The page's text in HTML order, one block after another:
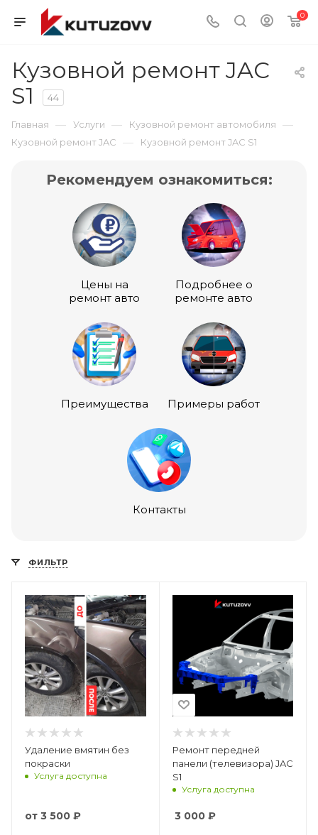
0
Кузовной ремонт JAC
S1
44
Главная — Услуги — Кузовной ремонт автомобиля —
Кузовной ремонт JAC — Кузовной ремонт JAC S1
Рекомендуем ознакомиться:
Цены на
ремонт авто
Подробнее о
ремонте авто
Преимущества Примеры работ
Контакты
ФИЛЬТР
Удаление вмятин без
покраски
Услуга доступна
от 3 500 ₽
Ремонт передней
панели (телевизора) JAC
S1
Услуга доступна
3 000₽